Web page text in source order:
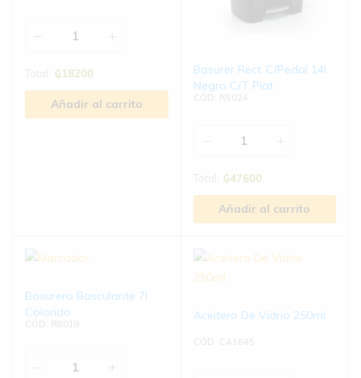
₲18200
Añadir al carrito
Basurer Rect..C/Pedal 14l
Negro C/T Plat
CÓD: R5024
₲47600
Añadir al carrito
Basurero Basculante 7l
Colorido
CÓD: R8019
Aceitero De Vidrio 250ml
CÓD: CA1645